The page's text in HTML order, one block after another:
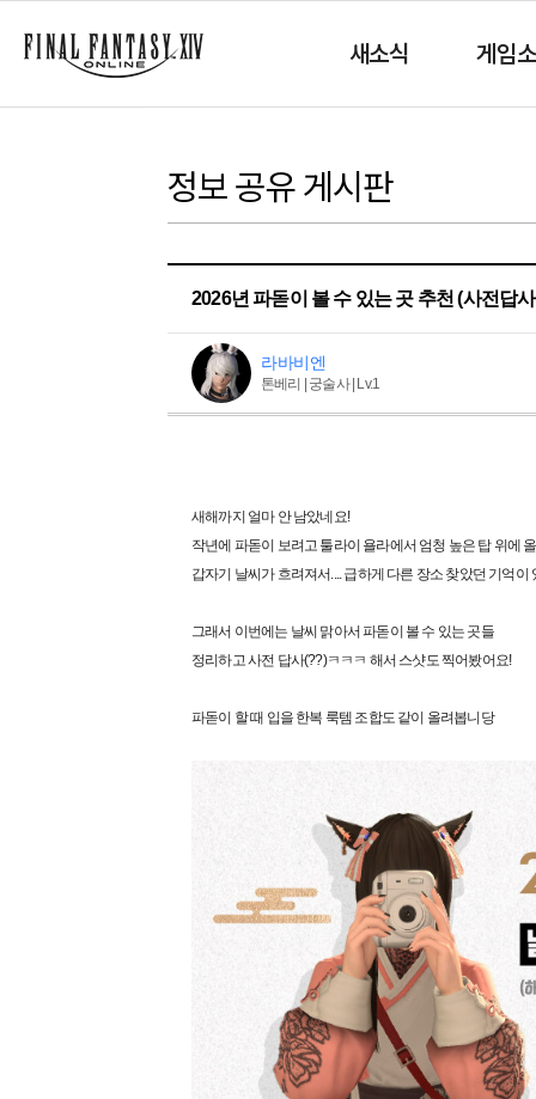
새소식 게임
정보 공유 게시판
2026년 파돋이 볼 수 있는 곳 추천 (사전답
라바비엔
톤베리 | 궁술사 | Lv.1
새해까지 얼마 안 남았네요!
작년에 파돋이 보려고 툴라이 욜라에서 엄청 높은 탑 위에
갑자기 날씨가 흐려져서.... 급하게 다른 장소 찾았던 기억이
그래서 이번에는 날씨 맑아서 파돋이 볼 수 있는 곳들
정리하고 사전 답사(??)ㅋㅋㅋ 해서 스샷도 찍어봤어요!
파돋이 할 때 입을 한복 룩템 조합도 같이 올려봅니당